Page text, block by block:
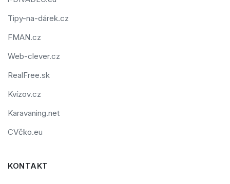
Tipy-na-dárek.cz
FMAN.cz
Web-clever.cz
RealFree.sk
Kvízov.cz
Karavaning.net
CVčko.eu
KONTAKT